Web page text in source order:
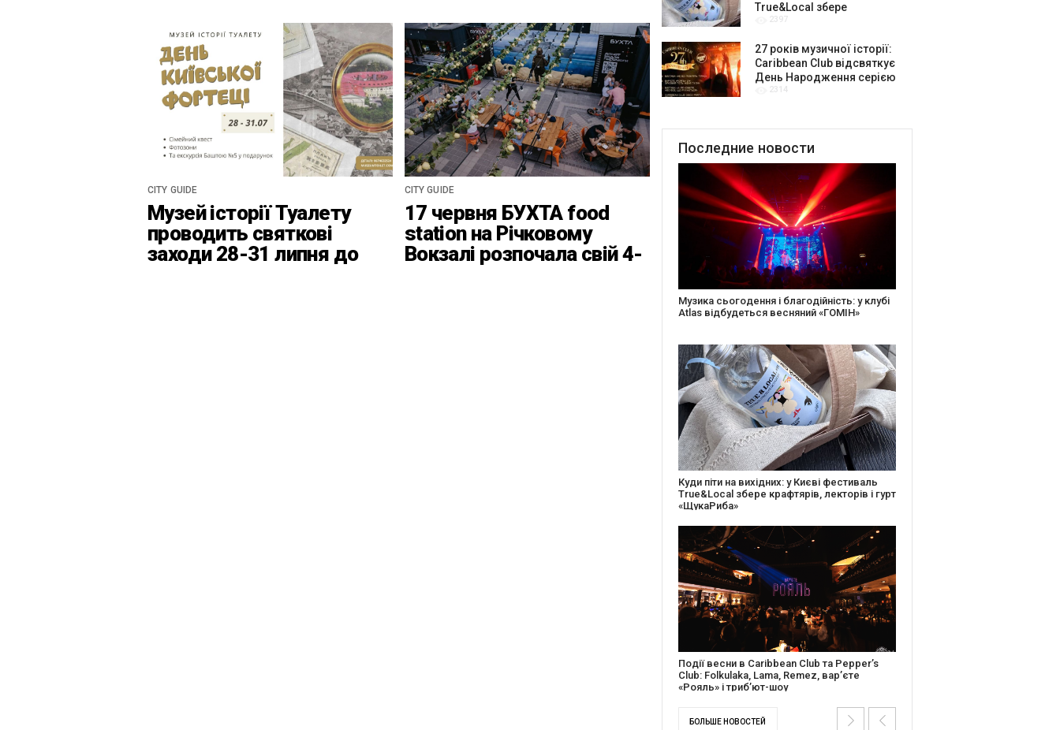
CITY GUIDE
Музей історії Туалету
проводить святкові
заходи 28-31 липня до
CITY GUIDE
17 червня БУХТА food
station на Річковому
Вокзалі розпочала свій 4-
True&Local збере
крафтярів, лекторів і гурт
2397
27 років музичної історії:
Caribbean Club відсвяткує
День Народження серією
благодійних подій
2314
Последние новости
Створіть святкову листівку та допоможіть
стареньким: майстер-клас від БФ «Юлині
27 років музичної історії: Caribbean Club
відсвяткує День Народження серією
благодійних подій
Документальний фільм “Будинок “Слово”
англійською покажуть в країнах Європи,
Канаді та США
БОЛЬШЕ НОВОСТЕЙ